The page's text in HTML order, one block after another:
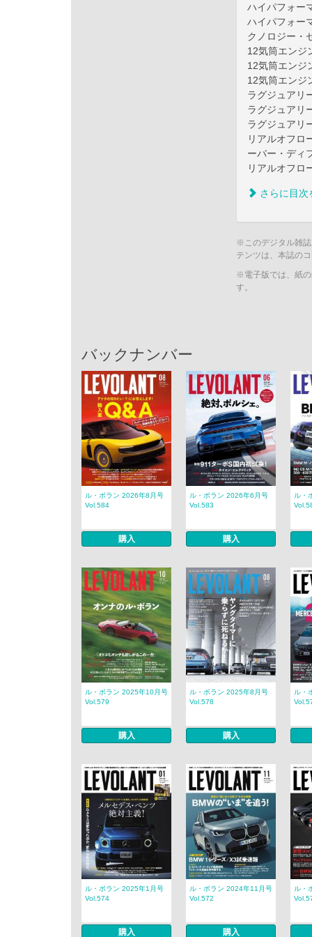
ハイパフォー
ハイパフォー
クノロジー・
12気筒エンジ
12気筒エンジ
12気筒エンジ
ラグジュアリ
ラグジュアリ
ラグジュアリ
リアルオフロ
ーバー・ディ
リアルオフロ
さらに目次
※このデジタル雑
テンツは、本誌の
※電子版では、紙
す。
バックナンバー
ル・ボラン 2026年8月号
Vol.584
購入
ル・ボラン 2026年6月号
Vol.583
購入
ル・
ル・ボラン 2025年10月号
Vol.579
購入
ル・ボラン 2025年8月号
Vol.578
購入
ル・
ル・ボラン 2025年1月号
Vol.574
購入
ル・ボラン 2024年11月号
Vol.572
購入
ル・